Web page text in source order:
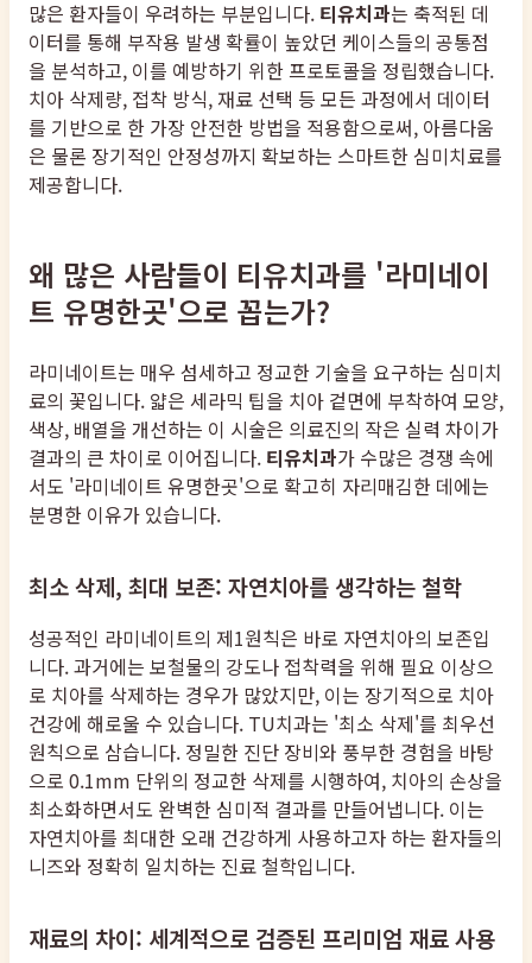
많은 환자들이 우려하는 부분입니다. 티유치과는 축적된 데
이터를 통해 부작용 발생 확률이 높았던 케이스들의 공통점
을 분석하고, 이를 예방하기 위한 프로토콜을 정립했습니다.
치아 삭제량, 접착 방식, 재료 선택 등 모든 과정에서 데이터
를 기반으로 한 가장 안전한 방법을 적용함으로써, 아름다움
은 물론 장기적인 안정성까지 확보하는 스마트한 심미치료를
제공합니다.
왜 많은 사람들이 티유치과를 '라미네이
트 유명한곳'으로 꼽는가?
라미네이트는 매우 섬세하고 정교한 기술을 요구하는 심미치
료의 꽃입니다. 얇은 세라믹 팁을 치아 겉면에 부착하여 모양,
색상, 배열을 개선하는 이 시술은 의료진의 작은 실력 차이가
결과의 큰 차이로 이어집니다. 티유치과가 수많은 경쟁 속에
서도 '라미네이트 유명한곳'으로 확고히 자리매김한 데에는
분명한 이유가 있습니다.
최소 삭제, 최대 보존: 자연치아를 생각하는 철학
성공적인 라미네이트의 제1원칙은 바로 자연치아의 보존입
니다. 과거에는 보철물의 강도나 접착력을 위해 필요 이상으
로 치아를 삭제하는 경우가 많았지만, 이는 장기적으로 치아
건강에 해로울 수 있습니다. TU치과는 '최소 삭제'를 최우선
원칙으로 삼습니다. 정밀한 진단 장비와 풍부한 경험을 바탕
으로 0.1mm 단위의 정교한 삭제를 시행하여, 치아의 손상을
최소화하면서도 완벽한 심미적 결과를 만들어냅니다. 이는
자연치아를 최대한 오래 건강하게 사용하고자 하는 환자들의
니즈와 정확히 일치하는 진료 철학입니다.
재료의 차이: 세계적으로 검증된 프리미엄 재료 사용